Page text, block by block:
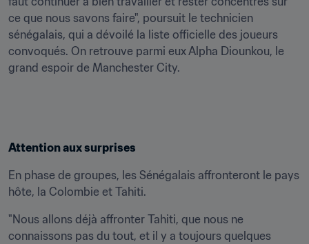
ce que nous savons faire", poursuit le technicien
sénégalais, qui a dévoilé la liste officielle des joueurs
convoqués. On retrouve parmi eux Alpha Diounkou, le
grand espoir de Manchester City.
Attention aux surprises
En phase de groupes, les Sénégalais affronteront le pays
hôte, la Colombie et Tahiti.
"Nous allons déjà affronter Tahiti, que nous ne
connaissons pas du tout, et il y a toujours quelques